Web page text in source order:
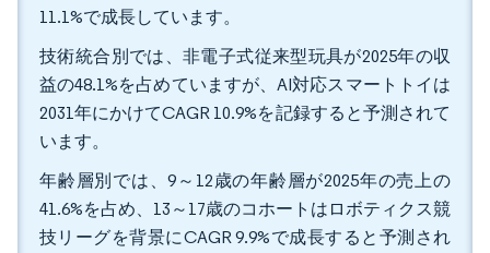
11.1%で成長しています。
技術統合別では、非電子式従来型玩具が2025年の収
益の48.1%を占めていますが、AI対応スマートトイは
2031年にかけてCAGR 10.9%を記録すると予測されて
います。
年齢層別では、9～12歳の年齢層が2025年の売上の
41.6%を占め、13～17歳のコホートはロボティクス競
技リーグを背景にCAGR 9.9%で成長すると予測され